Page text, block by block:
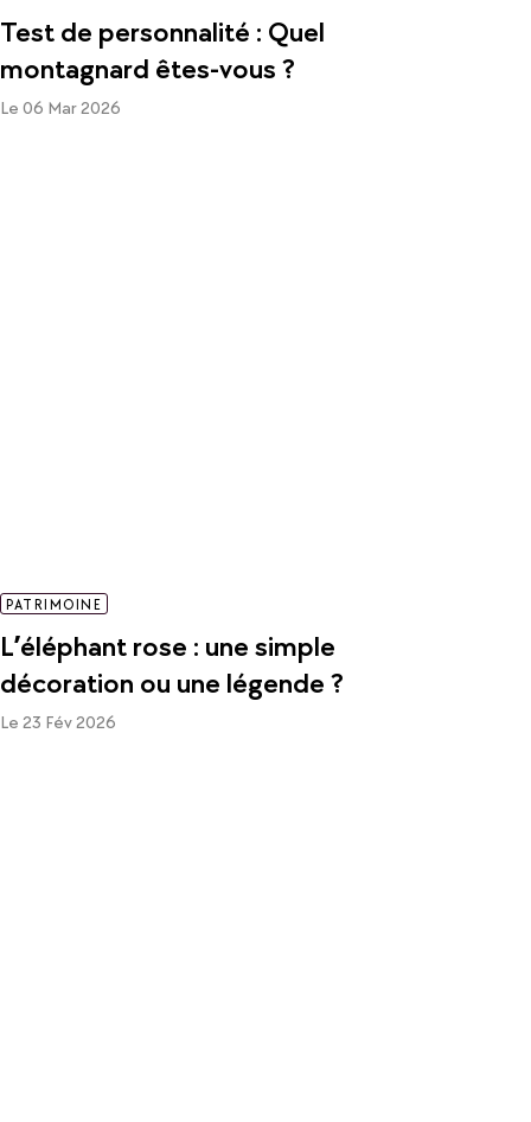
Test de personnalité : Quel
montagnard êtes-vous ?
Le 06 Mar 2026
PATRIMOINE
L’éléphant rose : une simple
décoration ou une légende ?
Le 23 Fév 2026